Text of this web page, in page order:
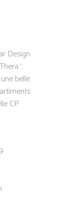
Design
‘.
belle
CP